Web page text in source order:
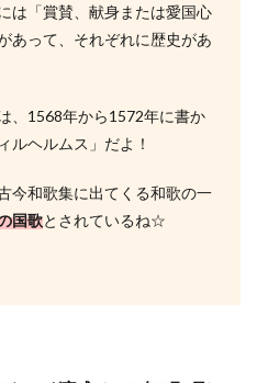
は「賞賛、献身または愛国心
あって、それぞれに歴史があ
、1568年から1572年に書か
ルヘルムス」だよ！
今和歌集に出てくる和歌の一
国歌とされているね☆